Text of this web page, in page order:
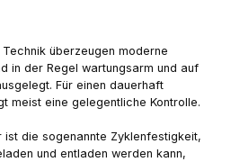
überzeugen moderne
in der Regel wartungsarm und auf
Für einen dauerhaft
meist eine gelegentliche Kontrolle.
die sogenannte Zyklenfestigkeit,
und entladen werden kann,